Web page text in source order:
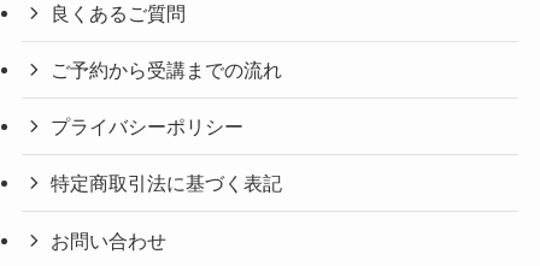
良くあるご質問
ご予約から受講までの流れ
プライバシーポリシー
特定商取引法に基づく表記
お問い合わせ